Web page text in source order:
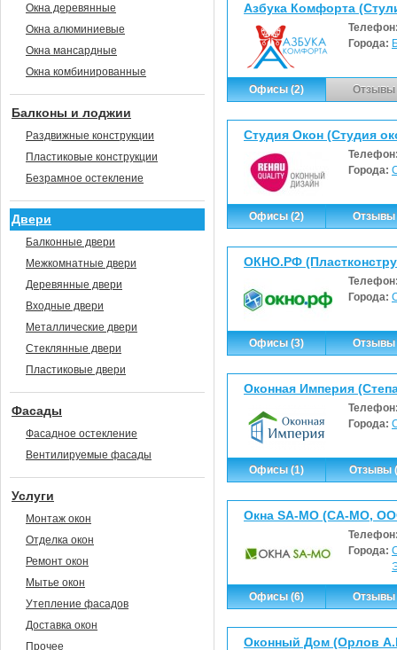
Азбука Комфорта
Города:
Офисы (2) Отзывы
Студия Окон (Студия
Города:
Офисы (2) Отзывы
ОКНО.РФ
Города:
Офисы (3) Отзывы
Оконная Империя
Города:
Офисы (1) Отзывы
Окна SA-MO (СА-МО,
Города:
Офисы (6) Отзывы
Оконный Дом (Орлов
Окна деревянные
Окна алюминиевые
Окна мансардные
Окна комбинированные
Балконы и лоджии
Раздвижные конструкции
Пластиковые конструкции
Безрамное остекление
Двери
Балконные двери
Межкомнатные двери
Деревянные двери
Входные двери
Металлические двери
Стеклянные двери
Пластиковые двери
Фасады
Фасадное остекление
Вентилируемые фасады
Услуги
Монтаж окон
Отделка окон
Ремонт окон
Мытье окон
Утепление фасадов
Доставка окон
Прочее